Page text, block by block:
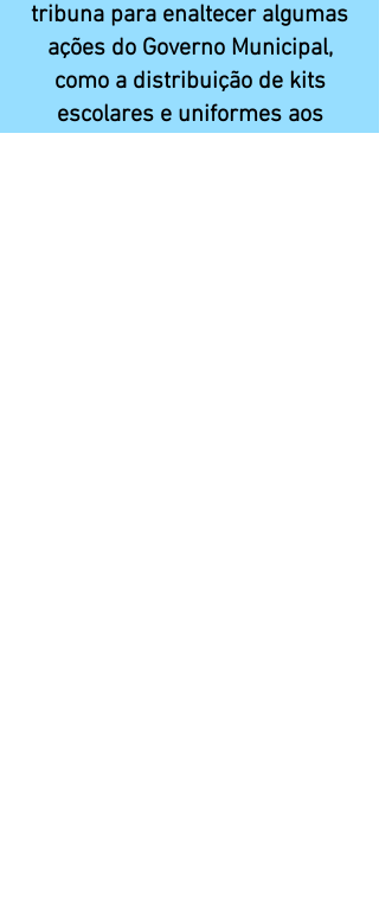
tribuna para enaltecer algumas
ações do Governo Municipal,
como a distribuição de kits
escolares e uniformes aos